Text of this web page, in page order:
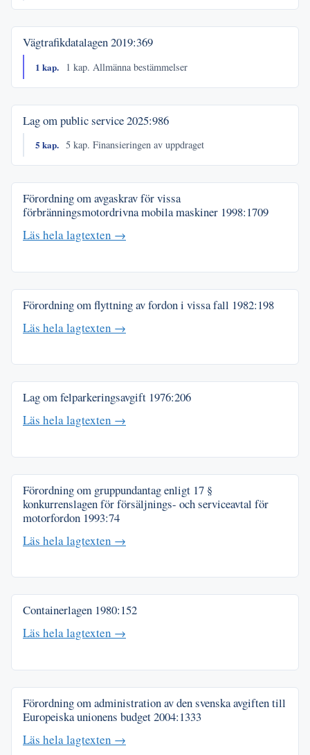
Vägtrafikdatalagen2019:369
1 kap. 1 kap. Allmänna bestämmelser
Lag om public service2025:986
5 kap. 5 kap. Finansieringen av uppdraget
Förordning om avgaskrav för vissa
förbränningsmotordrivna mobila maskiner 1998:1709
Läs hela lagtexten →
Förordning om flyttning av fordon i vissa fall 1982:198
Läs hela lagtexten →
Lag om felparkeringsavgift 1976:206
Läs hela lagtexten →
Förordning om gruppundantag enligt 17 §
konkurrenslagen för försäljnings- och serviceavtal för
motorfordon 1993:74
Läs hela lagtexten →
Containerlagen 1980:152
Läs hela lagtexten →
Förordning om administration av den svenska avgiften till
Europeiska unionens budget2004:1333
Läs hela lagtexten →